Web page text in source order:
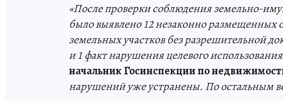
«После проверки соблюдения земельно-
было выявлено 12 незаконно размещенных
земельных участков без разрешительной
и 1 факт нарушения целевого
начальник Госинспекции по
нарушений уже устранены. По остальным